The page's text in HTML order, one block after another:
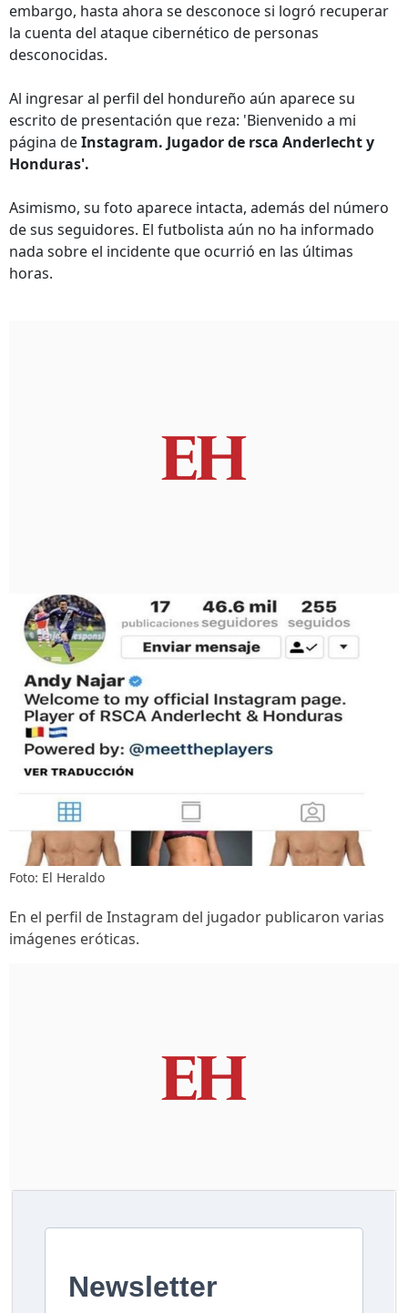
embargo, hasta ahora se desconoce si logró recuperar
la cuenta del ataque cibernético de personas
desconocidas.
Al ingresar al perfil del hondureño aún aparece su
escrito de presentación que reza: 'Bienvenido a mi
página deInstagram. Jugador de rsca Anderlecht y
Honduras'.
Asimismo, su foto aparece intacta, además del número
de sus seguidores. El futbolista aún no ha informado
nada sobre el incidente que ocurrió en las últimas
horas.
Foto: El Heraldo
En el perfil de Instagram del jugador publicaron varias
imágenes eróticas.